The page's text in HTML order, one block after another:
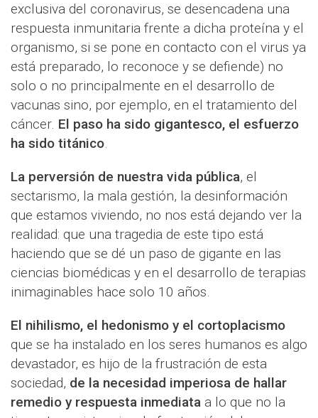
exclusiva del coronavirus, se desencadena una
respuesta inmunitaria frente a dicha proteína y el
organismo, si se pone en contacto con el virus ya
está preparado, lo reconoce y se defiende) no
solo o no principalmente en el desarrollo de
vacunas sino, por ejemplo, en el tratamiento del
cáncer. El paso ha sido gigantesco, el esfuerzo
ha sido titánico.
La perversión de nuestra vida pública, el
sectarismo, la mala gestión, la desinformación
que estamos viviendo, no nos está dejando ver la
realidad: que una tragedia de este tipo está
haciendo que se dé un paso de gigante en las
ciencias biomédicas y en el desarrollo de terapias
inimaginables hace solo 10 años.
El nihilismo, el hedonismo y el cortoplacismo
que se ha instalado en los seres humanos es algo
devastador, es hijo de la frustración de esta
sociedad, de la necesidad imperiosa de hallar
remedio y respuesta inmediata a lo que no la